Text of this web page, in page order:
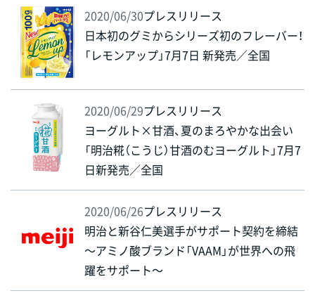
2020/06/30プレスリリース
日本初のグミからシリーズ初のフレーバー！
「レモンアップ」7月7日 新発売／全国
2020/06/29プレスリリース
ヨーグルト×甘酒、夏のまろやかな出会い
「明治糀（こうじ）甘酒のむヨーグルト」7月7
日新発売／全国
2020/06/26プレスリリース
明治と新谷仁美選手がサポート契約を締結
～アミノ酸ブランド「VAAM」が世界への飛
躍をサポート～